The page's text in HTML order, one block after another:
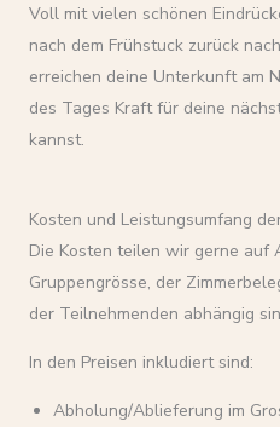
Voll mit vielen schönen
nach dem Frühstuck zurück
erreichen deine Unterkunft am
des Tages Kraft für deine
kannst.
Kosten und Leistungsumfang
Die Kosten teilen wir gerne auf
Gruppengrösse, der
der Teilnehmenden abhängig
In den Preisen inkludiert sind:
Abholung/Ablieferung im